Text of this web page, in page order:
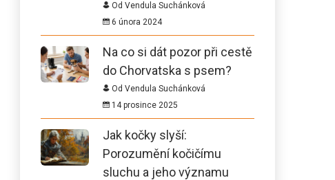
Od Vendula Suchánková
6 února 2024
Na co si dát pozor při cestě
do Chorvatska s psem?
Od Vendula Suchánková
14 prosince 2025
Jak kočky slyší:
Porozumění kočičímu
sluchu a jeho významu